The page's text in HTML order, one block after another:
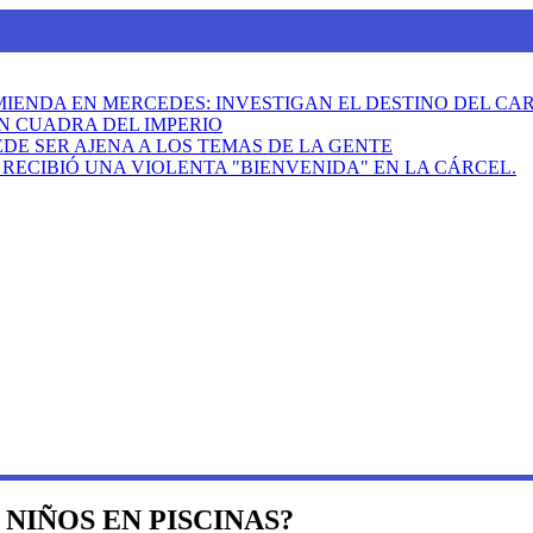
EN MERCEDES: INVESTIGAN EL DESTINO DEL
CUADRA DEL IMPERIO
SER AJENA A LOS TEMAS DE LA GENTE
UNA VIOLENTA "BIENVENIDA" EN LA CÁRCEL.
EN PISCINAS?